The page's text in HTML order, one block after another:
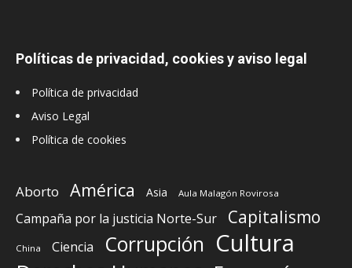
Políticas de privacidad, cookies y aviso legal
Política de privacidad
Aviso Legal
Política de cookies
Aborto América Asia Aula Malagón Rovirosa
Campaña por la justicia Norte-Sur Capitalismo
China Ciencia Corrupción Cultura